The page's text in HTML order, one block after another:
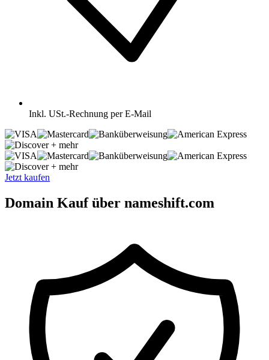
Inkl. USt.-Rechnung per E-Mail
+ mehr
+ mehr
Jetzt kaufen
Domain Kauf über nameshift.com